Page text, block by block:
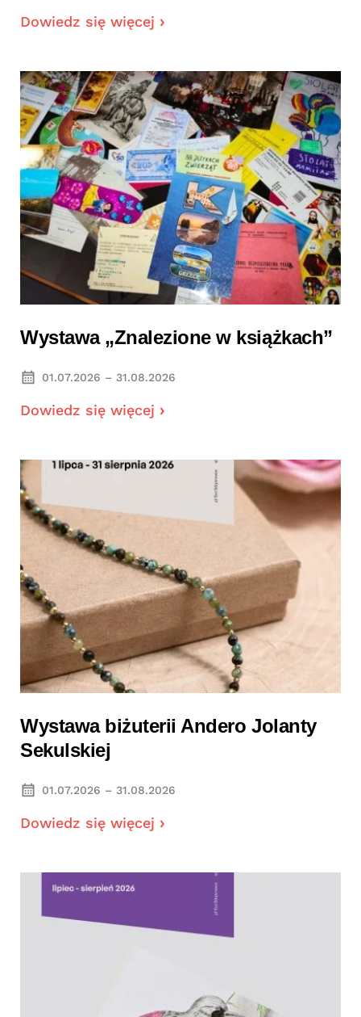
Dowiedz się więcej
Wystawa „Znalezione w książkach”
01.07.2026 – 31.08.2026
Dowiedz się więcej
Wystawa biżuterii Andero Jolanty
Sekulskiej
01.07.2026 – 31.08.2026
Dowiedz się więcej